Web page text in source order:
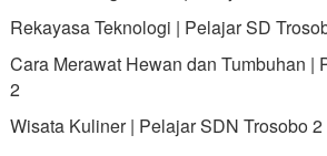
Rekayasa Teknologi | Pelajar SD
Cara Merawat Hewan dan Tumbuhan |
2
Wisata Kuliner | Pelajar SDN Trosobo 2